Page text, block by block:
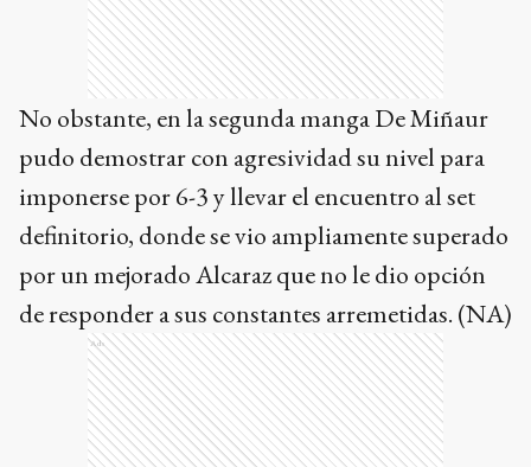
No obstante, en la segunda manga De Miñaur
pudo demostrar con agresividad su nivel para
imponerse por 6-3 y llevar el encuentro al set
definitorio, donde se vio ampliamente superado
por un mejorado Alcaraz que no le dio opción
de responder a sus constantes arremetidas. (NA)
Ads